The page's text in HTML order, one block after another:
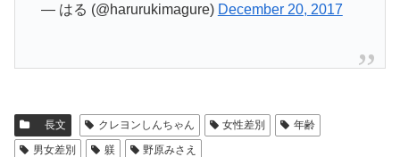
— はる (@harurukimagure) December 20, 2017
長文 クレヨンしんちゃん 女性差別
年齢
男女差別
躾 野原みさえ